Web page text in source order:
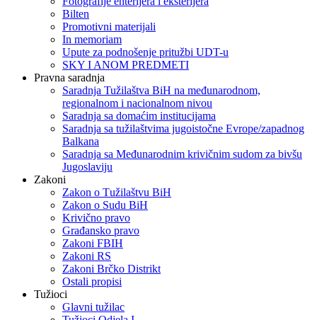
Bilten
Promotivni materijali
In memoriam
Upute za podnošenje pritužbi UDT-u
SKY I ANOM PREDMETI
Pravna saradnja
Saradnja Tužilaštva BiH na međunarodnom,
regionalnom i nacionalnom nivou
Saradnja sa domaćim institucijama
Saradnja sa tužilaštvima jugoistočne Evrope/zapadnog
Balkana
Saradnja sa Međunarodnim krivičnim sudom za bivšu
Jugoslaviju
Zakoni
Zakon o Тužilaštvu BiH
Zakon o Sudu BiH
Krivično pravo
Građansko pravo
Zakoni FBIH
Zakoni RS
Zakoni Brčko Distrikt
Ostali propisi
Tužioci
Glavni tužilac